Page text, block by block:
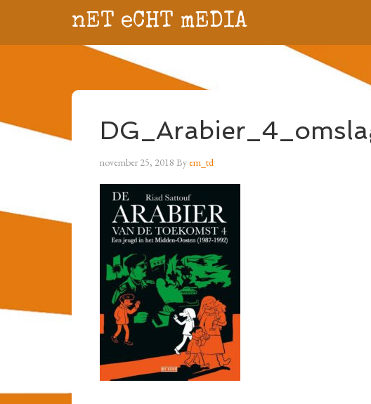
nET eCHT mEDIA
november 25, 2018 Byem_td